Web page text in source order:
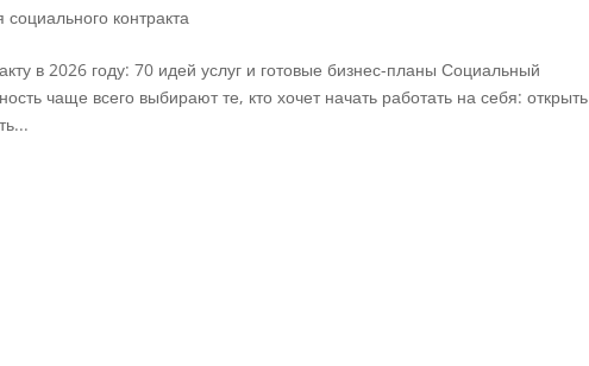
контракта
в 2026 году: 70 идей услуг и готовые бизнес-планы Социальный
чаще всего выбирают те, кто хочет начать работать на себя: открыть